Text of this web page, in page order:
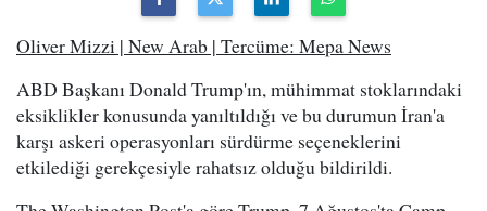
Oliver Mizzi | New Arab | Tercüme: Mepa News
ABD Başkanı Donald Trump'ın, mühimmat stoklarındaki
eksiklikler konusunda yanıltıldığı ve bu durumun İran'a
karşı askeri operasyonları sürdürme seçeneklerini
etkilediği gerekçesiyle rahatsız olduğu bildirildi.